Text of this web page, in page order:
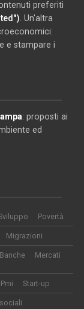
preferiti
. Un'altra
e stampare i
: proposti ai
ed
Povertà
Migrazioni
Banche Mercati
Pmi Start-up